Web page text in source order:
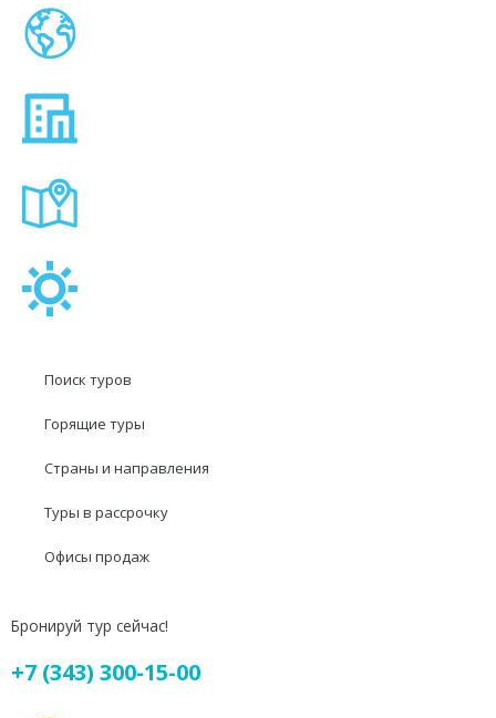
Поиск туров
Горящие туры
Страны и направления
Туры в рассрочку
Офисы продаж
Бронируй тур сейчас!
+7 (343) 300-15-00